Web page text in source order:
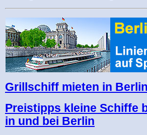
Grillschiff mieten in Berlin
Preistipps kleine Schiffe
in und bei Berlin